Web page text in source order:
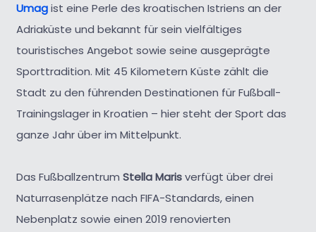
Umag ist eine Perle des kroatischen Istriens an der
Adriaküste und bekannt für sein vielfältiges
touristisches Angebot sowie seine ausgeprägte
Sporttradition. Mit 45 Kilometern Küste zählt die
Stadt zu den führenden Destinationen für Fußball-
Trainingslager in Kroatien – hier steht der Sport das
ganze Jahr über im Mittelpunkt.
Das Fußballzentrum Stella Marisverfügt über drei
Naturrasenplätze nach FIFA-Standards, einen
Nebenplatz sowie einen 2019 renovierten